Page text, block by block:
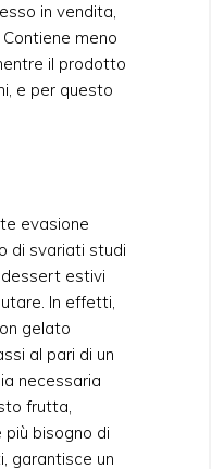
in vendita,
meno
il prodotto
e per questo
evasione
di svariati studi
estivi
In effetti,
gelato
al pari di un
necessaria
frutta,
più bisogno di
garantisce un